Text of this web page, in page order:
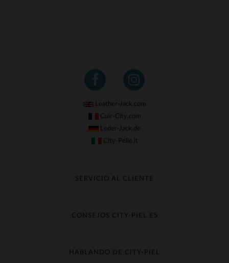
Leather-Jack.com
Cuir-City.com
Leder-Jack.de
City-Pelle.it
SERVICIO AL CLIENTE
Cambio & Reembolso
Contacte con el servicio de atención al cliente
CONSEJOS CITY-PIEL.ES
Guía de materiales
HABLANDO DE CITY-PIEL